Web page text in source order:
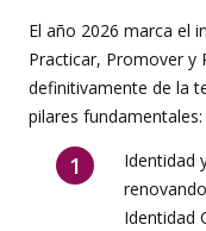
El año 2026 marca el
Practicar, Promover y
definitivamente de la
pilares fundamentales:
Identidad
Identidad